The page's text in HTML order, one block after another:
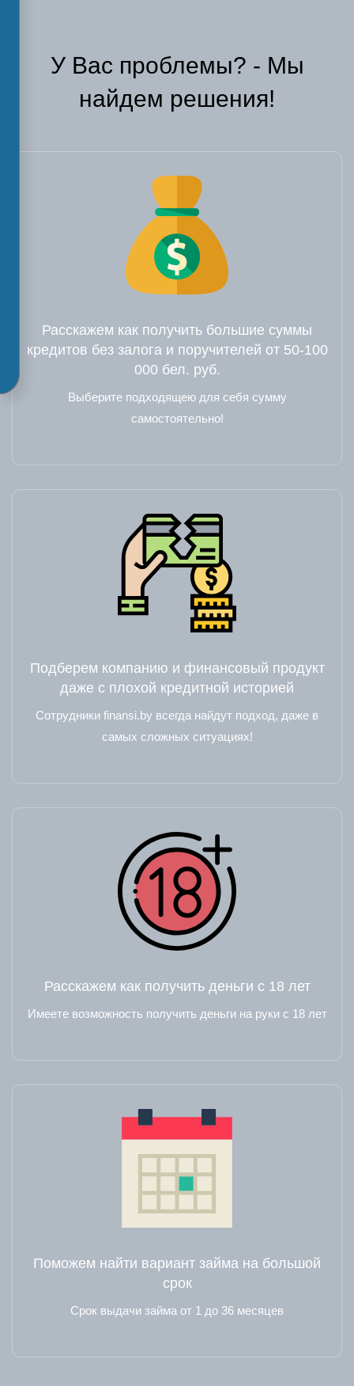
У Вас проблемы? - Мы
найдем решения!
Расскажем как получить большие суммы
кредитов без залога и поручителей от 50-100
000 бел. руб.
Выберите подходящею для себя сумму
самостоятельно!
Подберем компанию и финансовый продукт
даже с плохой кредитной историей
Сотрудники finansi.by всегда найдут подход, даже в
самых сложных ситуациях!
Расскажем как получить деньги с 18 лет
Имеете возможность получить деньги на руки с 18 лет
Поможем найти вариант займа на большой
срок
Срок выдачи займа от 1 до 36 месяцев